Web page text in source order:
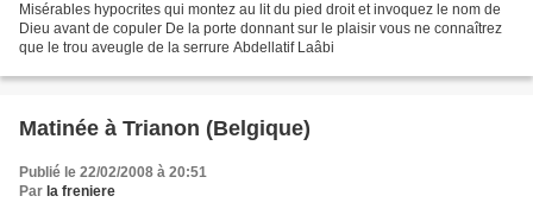
Misérables hypocrites qui montez au lit du pied droit et invoquez le nom de
Dieu avant de copuler De la porte donnant sur le plaisir vous ne connaîtrez
que le trou aveugle de la serrure Abdellatif Laâbi
Matinée à Trianon (Belgique)
Publié le 22/02/2008 à 20:51
Par la freniere